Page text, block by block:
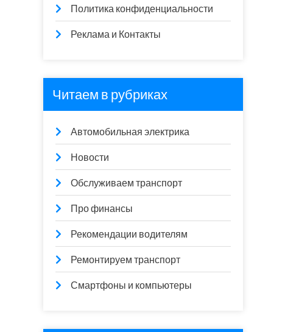
Политика конфиденциальности
Реклама и Контакты
Читаем в рубриках
Автомобильная электрика
Новости
Обслуживаем транспорт
Про финансы
Рекомендации водителям
Ремонтируем транспорт
Смартфоны и компьютеры